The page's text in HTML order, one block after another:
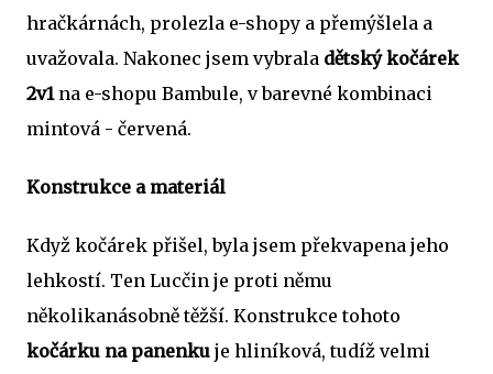
hračkárnách, prolezla e-shopy a přemýšlela a
uvažovala. Nakonec jsem vybrala dětský kočárek
2v1na e-shopu Bambule, v barevné kombinaci
mintová - červená.
Konstrukce a materiál
Když kočárek přišel, byla jsem překvapena jeho
lehkostí. Ten Lucčin je proti němu
několikanásobně těžší. Konstrukce tohoto
kočárku na panenku je hliníková, tudíž velmi